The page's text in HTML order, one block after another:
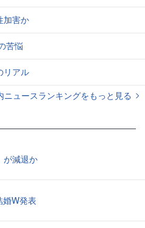
加害か
苦悩
リアル
ニュースランキングをもっと見る
が減退か
W発表